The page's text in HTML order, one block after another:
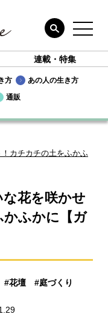
連載・特集
方
あの人の生き方
通販
カチカチの土をふかふ
花を咲かせ
かふかに【ガ
#花壇 #庭づくり